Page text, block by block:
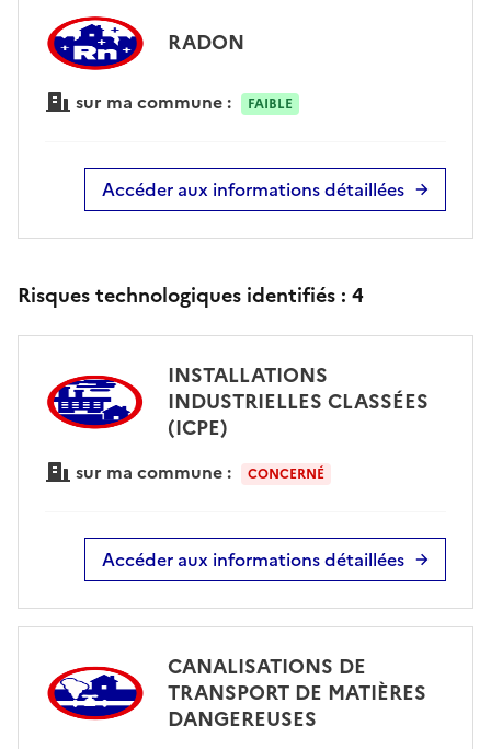
RADON
sur ma commune : FAIBLE
Accéder aux informations détaillées
Risques technologiques identifiés : 4
INSTALLATIONS
INDUSTRIELLES CLASSÉES
(ICPE)
sur ma commune : CONCERNÉ
Accéder aux informations détaillées
CANALISATIONS DE
TRANSPORT DE MATIÈRES
DANGEREUSES